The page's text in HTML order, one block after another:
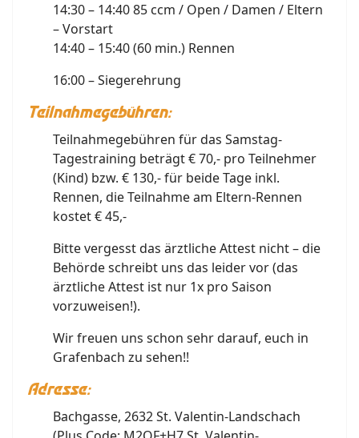
14:30 – 14:40 85 ccm / Open / Damen / Eltern
– Vorstart
14:40 – 15:40 (60 min.) Rennen
16:00 – Siegerehrung
Teilnahmegebühren:
Teilnahmegebühren für das Samstag-
Tagestraining beträgt € 70,- pro Teilnehmer
(Kind) bzw. € 130,- für beide Tage inkl.
Rennen, die Teilnahme am Eltern-Rennen
kostet € 45,-
Bitte vergesst das ärztliche Attest nicht – die
Behörde schreibt uns das leider vor (das
ärztliche Attest ist nur 1x pro Saison
vorzuweisen!).
Wir freuen uns schon sehr darauf, euch in
Grafenbach zu sehen!!
Adresse:
Bachgasse, 2632 St. Valentin-Landschach